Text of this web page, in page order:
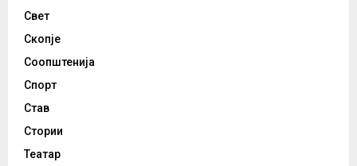
Свет
Скопје
Соопштенија
Спорт
Став
Стории
Театар